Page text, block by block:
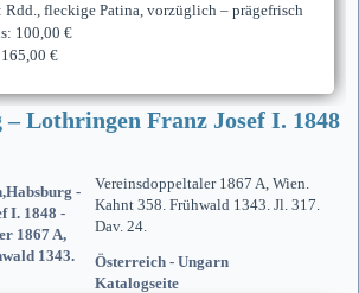
Rdd., fleckige Patina, vorzüglich – prägefrisch
100,00 €
€
– Lothringen Franz Josef I. 1848
Vereinsdoppeltaler 1867 A, Wien.
Kahnt 358. Frühwald 1343. Jl. 317.
Dav. 24.
Österreich - Ungarn
Katalogseite